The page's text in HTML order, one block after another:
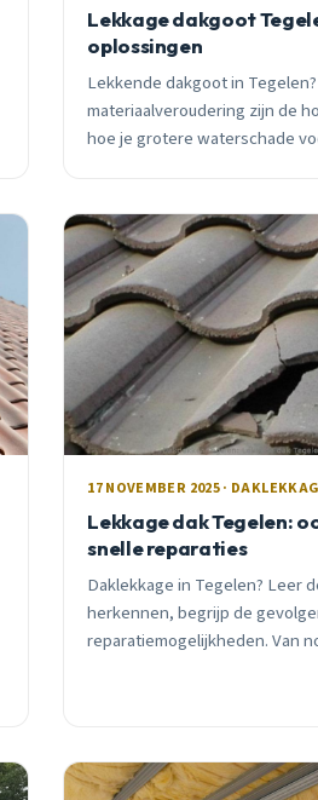
Lekkage dakgoot
oplossingen
Lekkende dakgoot in
materiaalveroudering zijn de
hoe je grotere waterschade
17 NOVEMBER 2025 ·
Lekkage dak Tegelen:
snelle reparaties
Daklekkage in Tegelen? Leer
herkennen, begrijp de
reparatiemogelijkheden. Van